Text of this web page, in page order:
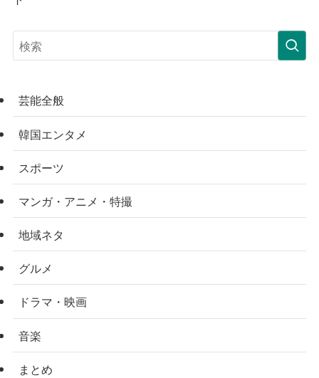
芸能全般
韓国エンタメ
スポーツ
マンガ・アニメ・特撮
地域ネタ
グルメ
ドラマ・映画
音楽
まとめ